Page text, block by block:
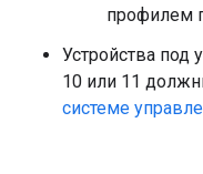
профилем
Устройства под
10 или 11
системе